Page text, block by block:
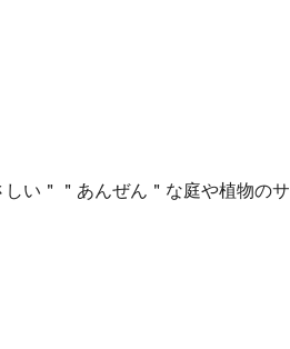
い＂＂あんぜん＂な庭や植物の